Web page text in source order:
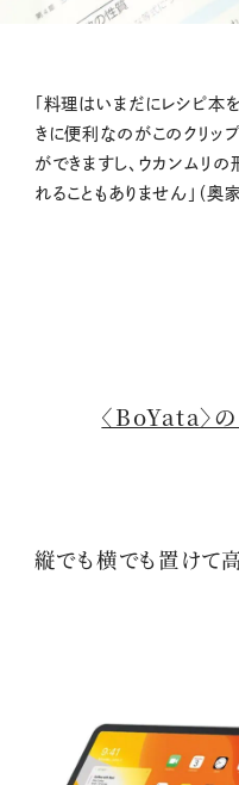
「料理はいまだにレシピ本
きに便利なのがこのクリッ
ができますし、ウカンムリ
れることもありません」（
〈BoYata〉
縦でも横でも置けて